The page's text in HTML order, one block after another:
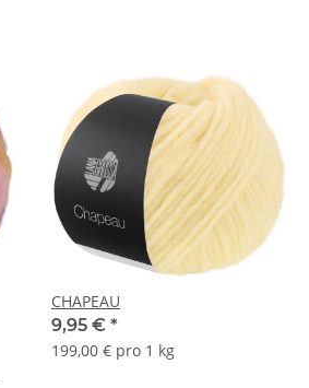
CHAPEAU
9,95 € *
199,00 € pro 1 kg